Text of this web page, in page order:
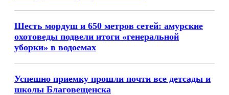
Шесть мордуш и 650 метров сетей: амурские
охотоведы подвели итоги «генеральной
уборки» в водоемах
Успешно приемку прошли почти все детсады и
школы Благовещенска